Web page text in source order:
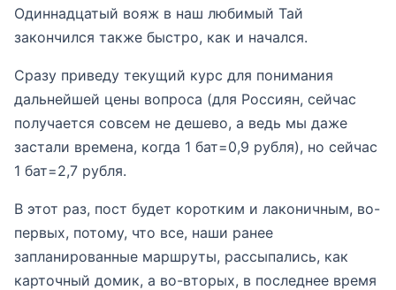
Одиннадцатый вояж в наш любимый Тай
закончился также быстро, как и начался.
Сразу приведу текущий курс для понимания
дальнейшей цены вопроса (для Россиян, сейчас
получается совсем не дешево, а ведь мы даже
застали времена, когда 1 бат=0,9 рубля), но сейчас
1 бат=2,7 рубля.
В этот раз, пост будет коротким и лаконичным, во-
первых, потому, что все, наши ранее
запланированные маршруты, рассыпались, как
карточный домик, а во-вторых, в последнее время